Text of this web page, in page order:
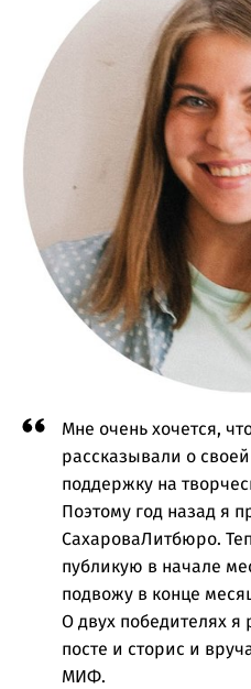
Мне очень хочется,
рассказывали о
поддержку на
Поэтому год назад я
СахароваЛитбюро.
публикую в начале
подвожу в конце
О двух победителях я
посте и сторис и
МИФ.